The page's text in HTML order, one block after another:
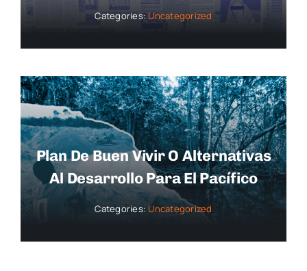
Categories:Uncategorized
Plan De Buen Vivir O Alternativas
Al Desarrollo Para El Pacífico
Categories:Uncategorized